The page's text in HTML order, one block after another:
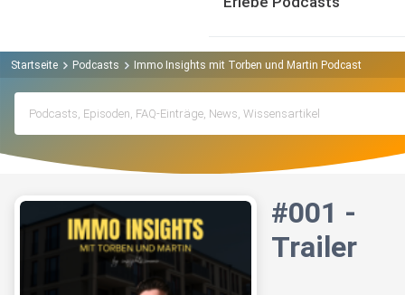
Startseite Podcasts Immo Insights mit Torben und Martin Podcast
#001 -
Trailer